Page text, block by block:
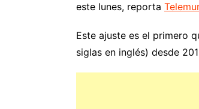
este lunes, reporta
Este ajuste es el primero
siglas en inglés) desde